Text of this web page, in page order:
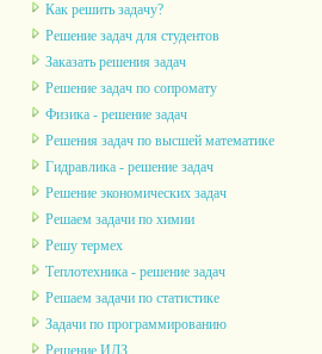
Как решить задачу?
Решение задач для студентов
Заказать решения задач
Решение задач по сопромату
Физика - решение задач
Решения задач по высшей математике
Гидравлика - решение задач
Решение экономических задач
Решаем задачи по химии
Решу термех
Теплотехника - решение задач
Решаем задачи по статистике
Задачи по программированию
Решение ИДЗ